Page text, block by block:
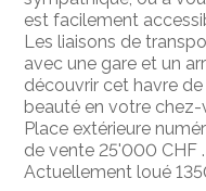
est facilement
Les liaisons de
avec une gare et un
découvrir cet havre
beauté en votre chez-
Place extérieure
de vente 25'000 CHF .
Actuellement loué